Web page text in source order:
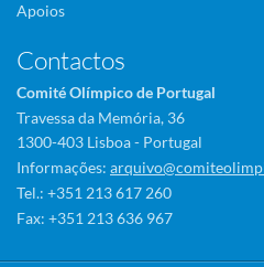
Apoios
Contactos
Comité Olímpico de Portugal
Travessa da Memória, 36
1300-403 Lisboa - Portugal
Informações:
Tel.: +351 213 617 260
Fax: +351 213 636 967